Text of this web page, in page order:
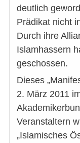
deutlich
Prädikat nicht
Durch ihre
Islamhassern
geschossen.
Dieses
2. März 2011
Veranstaltern
„Islamisches